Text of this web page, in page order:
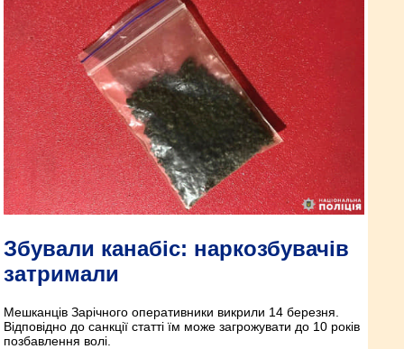
Збували канабіс: наркозбувачів
затримали
Мешканців Зарічного оперативники викрили 14 березня.
Відповідно до санкції статті їм може загрожувати до 10 років
позбавлення волі.